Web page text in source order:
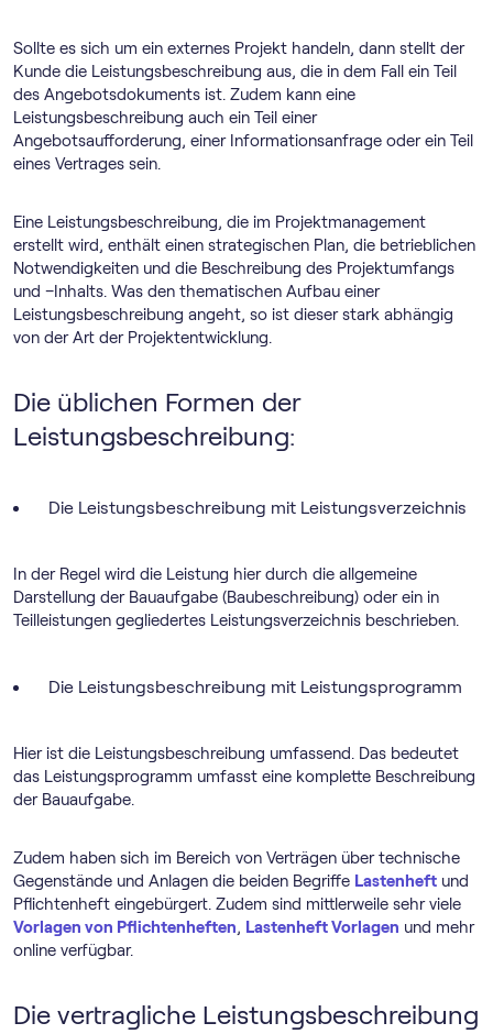
Sollte es sich um ein externes Projekt handeln, dann stellt der
Kunde die Leistungsbeschreibung aus, die in dem Fall ein Teil
des Angebotsdokuments ist. Zudem kann eine
Leistungsbeschreibung auch ein Teil einer
Angebotsaufforderung, einer Informationsanfrage oder ein Teil
eines Vertrages sein.
Eine Leistungsbeschreibung, die im Projektmanagement
erstellt wird, enthält einen strategischen Plan, die betrieblichen
Notwendigkeiten und die Beschreibung des Projektumfangs
und –Inhalts. Was den thematischen Aufbau einer
Leistungsbeschreibung angeht, so ist dieser stark abhängig
von der Art der Projektentwicklung.
Die üblichen Formen der
Leistungsbeschreibung:
Die Leistungsbeschreibung mit Leistungsverzeichnis
In der Regel wird die Leistung hier durch die allgemeine
Darstellung der Bauaufgabe (Baubeschreibung) oder ein in
Teilleistungen gegliedertes Leistungsverzeichnis beschrieben.
Die Leistungsbeschreibung mit Leistungsprogramm
Hier ist die Leistungsbeschreibung umfassend. Das bedeutet
das Leistungsprogramm umfasst eine komplette Beschreibung
der Bauaufgabe.
Zudem haben sich im Bereich von Verträgen über technische
Gegenstände und Anlagen die beiden Begriffe Lastenheft und
Pflichtenheft eingebürgert. Zudem sind mittlerweile sehr viele
Vorlagen von Pflichtenheften, Lastenheft Vorlagen und mehr
online verfügbar.
Die vertragliche Leistungsbeschreibung